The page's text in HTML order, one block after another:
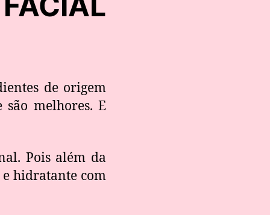
de origem
melhores. E
Pois além da
e hidratante com